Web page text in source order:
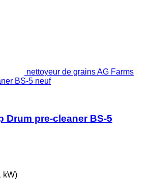
nettoyeur de grains AG Farms
BS-5 neuf
Drum pre-cleaner BS-5
kW)